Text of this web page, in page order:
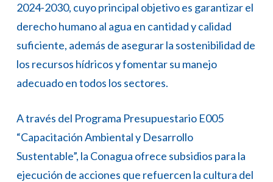
2024-2030, cuyo principal objetivo es garantizar el
derecho humano al agua en cantidad y calidad
suficiente, además de asegurar la sostenibilidad de
los recursos hídricos y fomentar su manejo
adecuado en todos los sectores.
A través del Programa Presupuestario E005
“Capacitación Ambiental y Desarrollo
Sustentable”, la Conagua ofrece subsidios para la
ejecución de acciones que refuercen la cultura del